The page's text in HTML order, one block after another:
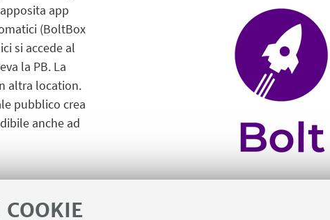
app
(BoltBox
si accede al
la PB. La
altra location.
pubblico crea
anche ad